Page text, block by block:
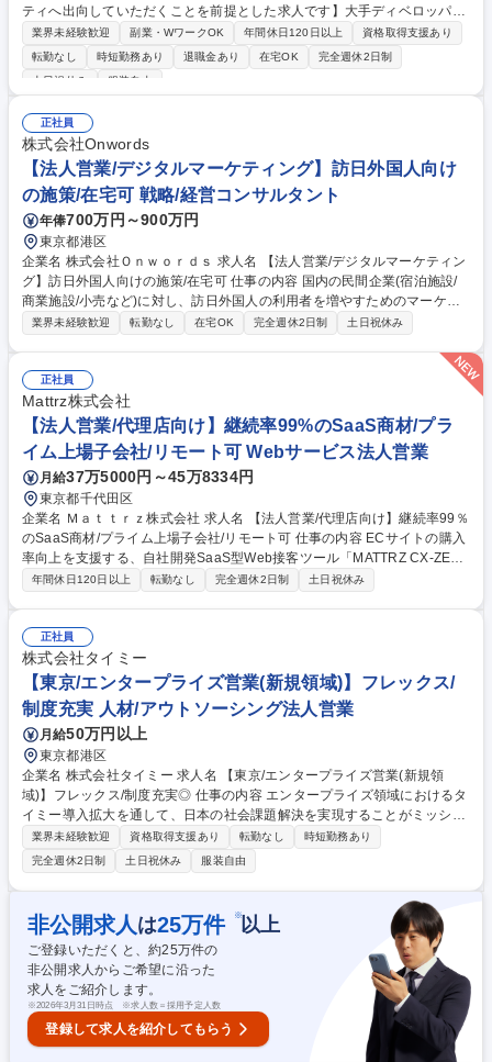
ティへ出向していただくことを前提とした求人です】大手ディベロッパー
を中心に既存取引の関係値を活かし、他事業部などでの案件拡大を目指す
営業業務をお任せします。 大手顧客との安定した既存取引の関係値を活か
し、他事業部での案件獲得や新規クライアントへの提案、受注後の案件進
係を活かした深耕営業がミッションであり、顧客課題に応じた提案力が活
きるポジションです。 受注後は社内のクリエイティブチームや同じオフィ
スで業務をする日宣グループの制作スタッフと連携しながら業務を進めて
いただきます。 募集職種 【広告営業】既存大手総合不動産の深耕・拡大
営業/リモート可能/年休125日
業界未経験歓迎 副業・WワークOK 年間休日120日以上
資格取得支援あり
転勤なし
時短勤務あり 退職金あり 在宅OK
完全週休2日制
土日祝休み
服装自由
正社員
株式会社Onwords
【法人営業/デジタルマーケティング】訪日外国人向け
の施策/在宅可 戦略/経営コンサルタント
年俸700万円～900万円
東京都港区
企業名 株式会社Ｏｎｗｏｒｄｓ 求人名 【法人営業/デジタルマーケティン
グ】訪日外国人向けの施策/在宅可 仕事の内容 国内の民間企業(宿泊施設/
商業施設/小売など)に対し、訪日外国人の利用者を増やすためのマーケテ
ィング施策を提案します。あだ名文化で、元リクル―ト出身の代表を中心
mazing社が持つ、豊富な訪日旅行者データ（予約・購買履歴）と、台
湾・香港などのネイティブスタッフの知見を掛け合わせ、国内の民間企業
や自治体に対し、データに基づく精度の高いプロモーションをワンストッ
プで提供しています。プランナー陣（9名在籍）と分業しながら、売上に
つながる上流部分の提案に集中することができます。 募集職種 【法人営
業/デジタルマーケティング】訪日外国人向けの施策/在宅可
業界未経験歓迎 転勤なし 在宅OK 完全週休2日制 土日祝休み
正社員
Mattrz株式会社
【法人営業/代理店向け】継続率99%のSaaS商材/プラ
イム上場子会社/リモート可 Webサービス法人営業
月給37万5000円～45万8334円
東京都千代田区
企業名 Ｍａｔｔｒｚ株式会社 求人名 【法人営業/代理店向け】継続率99％
のSaaS商材/プライム上場子会社/リモート可 仕事の内容 ECサイトの購入
率向上を支援する、自社開発SaaS型Web接客ツール「MATTRZ CX-ZER
O」のパートナーセールスとして、代理店の新規開拓および受注促進をお
代理店から案件を獲得するための施策立案＆実施、代理店向け勉強会の実
施、案件獲得のための営業活動など【特徴】代理店営業は、受注金額や案
件数がKPIとなる直販営業と異なり、「代理店開拓数」と「代理店経由の
受注数」が主なKPIとなるため、成果を積み上げやすいことが特徴です。
募集職種 【法人営業/代理店向け】継続率99％のSaaS商材/プライム上場
子会社/リモート可
年間休日120日以上 転勤なし 完全週休2日制 土日祝休み
正社員
株式会社タイミー
【東京/エンタープライズ営業(新規領域)】フレックス/
制度充実 人材/アウトソーシング法人営業
月給50万円以上
東京都港区
企業名 株式会社タイミー 求人名 【東京/エンタープライズ営業(新規領
域)】フレックス/制度充実◎ 仕事の内容 エンタープライズ領域におけるタ
イミー導入拡大を通して、日本の社会課題解決を実現することがミッショ
ンです。 エンタープライズ企業におけるタイミーの利用最大化を目的とし
た営業活動を行なっていただきます。 【主な業務内容】 ■さまざまなコネ
クションを活用したエンタープライズ企業の開拓 ■エンタープライズ企業
の経営課題、人的課題の発掘のためのヒアリング ■エンタープライズ企業
に対するスキームを用いた課題解決提案 ■クライアントのニーズ把握を通
したサービスの改善点の社内共有およびフィードバック 【業務内容の変更
範囲】会社の定める業務 募集職種 【東京/エンタープライズ営業(新規領
域)】フレックス/制度充実◎
業界未経験歓迎 資格取得支援あり 転勤なし
時短勤務あり
完全週休2日制
土日祝休み 服装自由
非公開求人 は25万件 ※以上
ご登録いただくと、約25万件の
非公開求人からご希望に沿った
求人をご紹介します。
※2026年3月31日時点 ※求人数＝採用予定人数
登録して求人を紹介してもらう